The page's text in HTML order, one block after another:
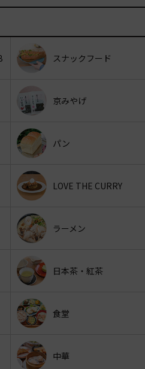
スナックフード
京みやげ
パン
LOVE THE CURRY
ラーメン
日本茶・紅茶
食堂
中華